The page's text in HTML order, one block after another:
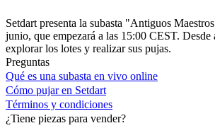
Setdart presenta la subasta "Antiguos
junio, que empezará a las 15:00 CEST. Desde
explorar los lotes y realizar sus pujas.
Preguntas
Qué es una subasta en vivo online
Cómo pujar en Setdart
Términos y condiciones
¿Tiene piezas para vender?